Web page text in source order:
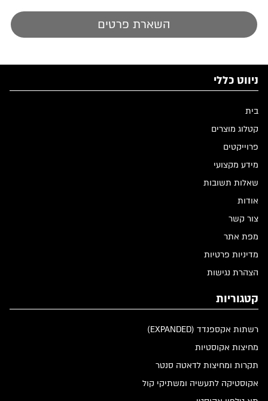
השארת פרטים
ניווט כללי
בית
קטלוג מוצרים
פרוייקטים
מידע מקצועי
שאלות תשובות
אודות
צור קשר
מפת אתר
מדיניות פרטיות
הצהרת נגישות
קטגוריות
רשתות אקספנדד (EXPANDED)
מחיצות אקוסטיות
תקרות ומחיצות לדאטה סנטר
אקוסטיקה לתעשיה ומשתיקי קול